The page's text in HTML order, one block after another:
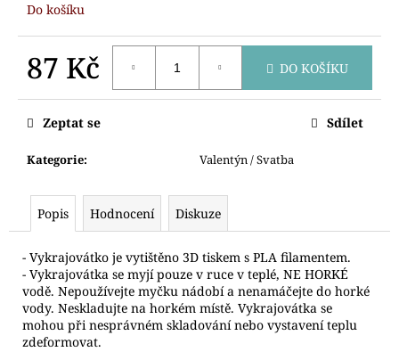
Do košíku
87 Kč DO KOŠÍKU
Kategorie: Valentýn / Svatba
Zeptat se Sdílet
Popis Hodnocení Diskuze
- Vykrajovátko je vytištěno 3D tiskem s PLA filamentem.
- Vykrajovátka se myjí pouze v ruce v teplé, NE HORKÉ
vodě. Nepoužívejte myčku nádobí a nenamáčejte do horké
vody. Neskladujte na horkém místě. Vykrajovátka se
mohou při nesprávném skladování nebo vystavení teplu
zdeformovat.
u
č
u
e
m
BETLÉM
Kč